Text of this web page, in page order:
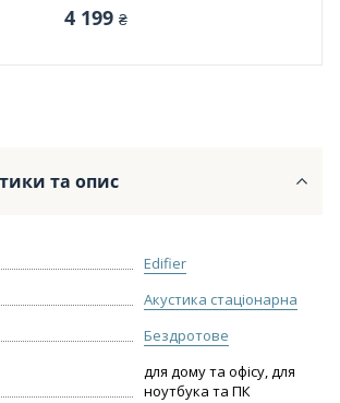
4 199 ₴
та опис
Edifier
Акустика стаціонарна
Бездротове
для дому та офісу, для
ноутбука та ПК